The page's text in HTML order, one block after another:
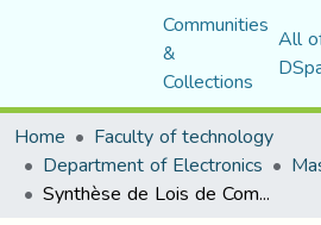
Communities
&
Collections
All
Home
Faculty of technology
Department of Electronics
Synthèse de Lois de Commande Robustes des Systèmes non Linéaire Application à des Systèmes Electromécaniques